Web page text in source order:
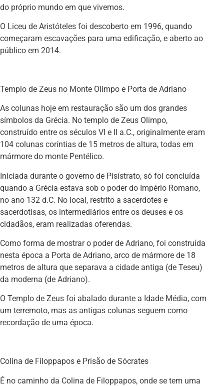
do próprio mundo em que vivemos.
O Liceu de Aristóteles foi descoberto em 1996, quando
começaram escavações para uma edificação, e aberto ao
público em 2014.
Templo de Zeus no Monte Olimpo e Porta de Adriano
As colunas hoje em restauração são um dos grandes
símbolos da Grécia. No templo de Zeus Olimpo,
construído entre os séculos VI e II a.C., originalmente eram
104 colunas coríntias de 15 metros de altura, todas em
mármore do monte Pentélico.
Iniciada durante o governo de Pisístrato, só foi concluída
quando a Grécia estava sob o poder do Império Romano,
no ano 132 d.C. No local, restrito a sacerdotes e
sacerdotisas, os intermediários entre os deuses e os
cidadãos, eram realizadas oferendas.
Como forma de mostrar o poder de Adriano, foi construída
nesta época a Porta de Adriano, arco de mármore de 18
metros de altura que separava a cidade antiga (de Teseu)
da moderna (de Adriano).
O Templo de Zeus foi abalado durante a Idade Média, com
um terremoto, mas as antigas colunas seguem como
recordação de uma época.
Colina de Filoppapos e Prisão de Sócrates
É no caminho da Colina de Filoppapos, onde se tem uma